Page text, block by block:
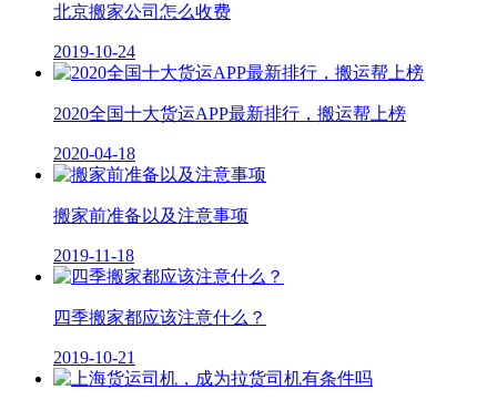
北京搬家公司怎么收费
2019-10-24
2020全国十大货运APP最新排行，搬运帮上榜
2020-04-18
搬家前准备以及注意事项
2019-11-18
四季搬家都应该注意什么？
2019-10-21